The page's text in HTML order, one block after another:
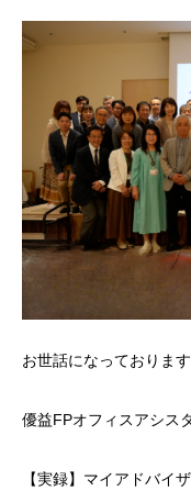
お世話になっております
優益FPオフィスアシス
【実録】マイアドバイ